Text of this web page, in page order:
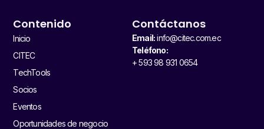
Contenido
Inicio
CITEC
TechTools
Socios
Eventos
Oportunidades de negocio
Contáctanos
Email:info@citec.com.ec
Teléfono:
+ 593 98 931 0654